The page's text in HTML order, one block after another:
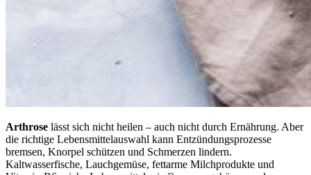
Arthrose lässt sich nicht heilen – auch nicht durch Ernährung. Aber
die richtige Lebensmittelauswahl kann Entzündungsprozesse
bremsen, Knorpel schützen und Schmerzen lindern.
Kaltwasserfische, Lauchgemüse, fettarme Milchprodukte und